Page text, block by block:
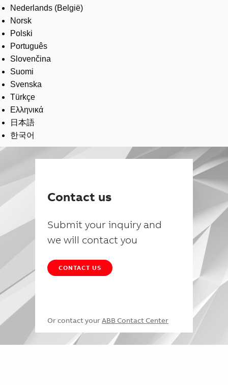
Nederlands (België)
Norsk
Polski
Português
Slovenčina
Suomi
Svenska
Türkçe
Ελληνικά
日本語
한국어
Contact us
Submit your inquiry and
we will contact you
CONTACT US
Or contact your ABB Contact Center